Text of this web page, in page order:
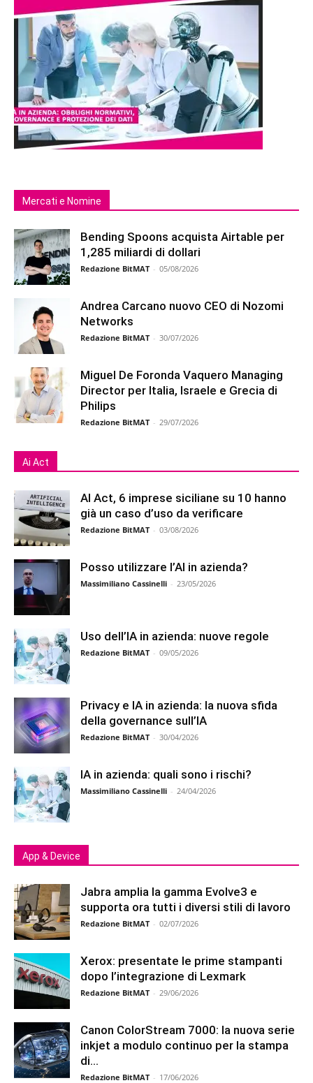
Mercati e Nomine
Bending Spoons acquista Airtable per
1,285 miliardi di dollari
Redazione BitMAT - 05/08/2026
Andrea Carcano nuovo CEO di Nozomi
Networks
Redazione BitMAT - 30/07/2026
Miguel De Foronda Vaquero Managing
Director per Italia, Israele e Grecia di
Philips
Redazione BitMAT - 29/07/2026
Ai Act
AI Act, 6 imprese siciliane su 10 hanno
già un caso d’uso da verificare
Redazione BitMAT - 03/08/2026
Posso utilizzare l’AI in azienda?
Massimiliano Cassinelli - 23/05/2026
Uso dell’IA in azienda: nuove regole
Redazione BitMAT - 09/05/2026
Privacy e IA in azienda: la nuova sfida
della governance sull’IA
Redazione BitMAT - 30/04/2026
IA in azienda: quali sono i rischi?
Massimiliano Cassinelli - 24/04/2026
App & Device
Jabra amplia la gamma Evolve3 e
supporta ora tutti i diversi stili di lavoro
Redazione BitMAT - 02/07/2026
Xerox: presentate le prime stampanti
dopo l’integrazione di Lexmark
Redazione BitMAT - 29/06/2026
Canon ColorStream 7000: la nuova serie
inkjet a modulo continuo per la stampa
di...
Redazione BitMAT - 17/06/2026